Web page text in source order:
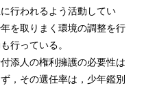
行われるよう活動してい
を取りまく環境の調整を行
行っている。
添人の権利擁護の必要性は
，その選任率は，少年鑑別